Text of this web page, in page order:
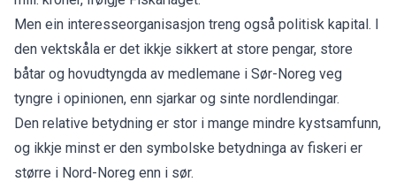
Men ein interesseorganisasjon treng også politisk kapital. I
den vektskåla er det ikkje sikkert at store pengar, store
båtar og hovudtyngda av medlemane i Sør-Noreg veg
tyngre i opinionen, enn sjarkar og sinte nordlendingar.
Den relative betydning er stor i mange mindre kystsamfunn,
og ikkje minst er den symbolske betydninga av fiskeri er
større i Nord-Noreg enn i sør.